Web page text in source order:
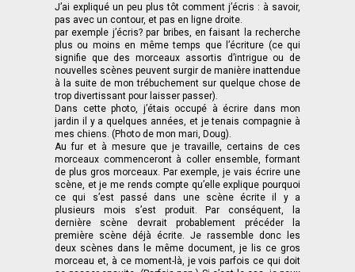
J’ai expliqué un peu plus tôt comment j’écris : à savoir,
pas avec un contour, et pas en ligne droite.
par exemple j’écris? par bribes, en faisant la recherche
plus ou moins en même temps que l’écriture (ce qui
signifie que des morceaux assortis d’intrigue ou de
nouvelles scènes peuvent surgir de manière inattendue
à la suite de mon trébuchement sur quelque chose de
trop divertissant pour laisser passer).
Dans cette photo, j’étais occupé à écrire dans mon
jardin il y a quelques années, et je tenais compagnie à
mes chiens. (Photo de mon mari, Doug).
Au fur et à mesure que je travaille, certains de ces
morceaux commenceront à coller ensemble, formant
de plus gros morceaux. Par exemple, je vais écrire une
scène, et je me rends compte qu’elle explique pourquoi
ce qui s’est passé dans une scène écrite il y a
plusieurs mois s’est produit. Par conséquent, la
dernière scène devrait probablement précéder la
première scène déjà écrite. Je rassemble donc les
deux scènes dans le même document, je lis ce gros
morceau et, à ce moment-là, je vois parfois ce qui doit